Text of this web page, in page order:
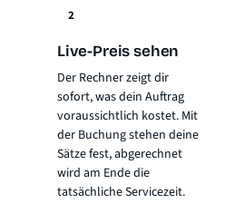
2
Live-Preis sehen
Der Rechner zeigt dir
sofort, was dein Auftrag
voraussichtlich kostet. Mit
der Buchung stehen deine
Sätze fest, abgerechnet
wird am Ende die
tatsächliche Servicezeit.